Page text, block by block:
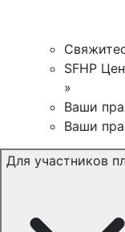
SFHP
»
Ваши
Ваши
Для участников